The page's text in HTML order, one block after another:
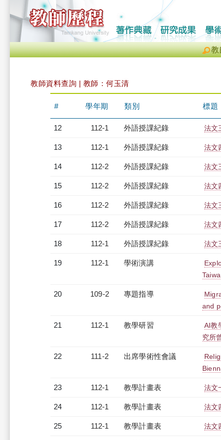
教
教師資料查詢 | 教師：何玉清
# 學年期 類別 標題
12 112-1 外語授課紀錄 法文
13 112-1 外語授課紀錄 法文
14 112-2 外語授課紀錄 法文
15 112-2 外語授課紀錄 法文
16 112-2 外語授課紀錄 法文
17 112-2 外語授課紀錄 法文
18 112-1 外語授課紀錄 法文
19 112-1 學術演講
20 109-2 專題指導
and
21 112-1 教學研習
AI教
究所
22 111-2 出席學術性會議
23 112-1 教學計畫表 法文
24 112-1 教學計畫表 法文
25 112-1 教學計畫表 法文